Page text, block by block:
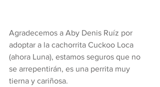
Agradecemos a Aby Denis Ruíz por
adoptar a la cachorrita Cuckoo Loca
(ahora Luna), estamos seguros que no
se arrepentirán, es una perrita muy
tierna y cariñosa.